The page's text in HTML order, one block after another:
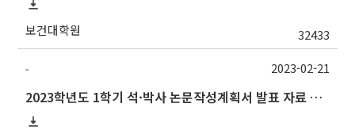
보건대학원 32433
-
2023학년도 1학기 석·박사 논문작성계획서 발표 자료 제출 및 발표 시간 안내
2023-02-21